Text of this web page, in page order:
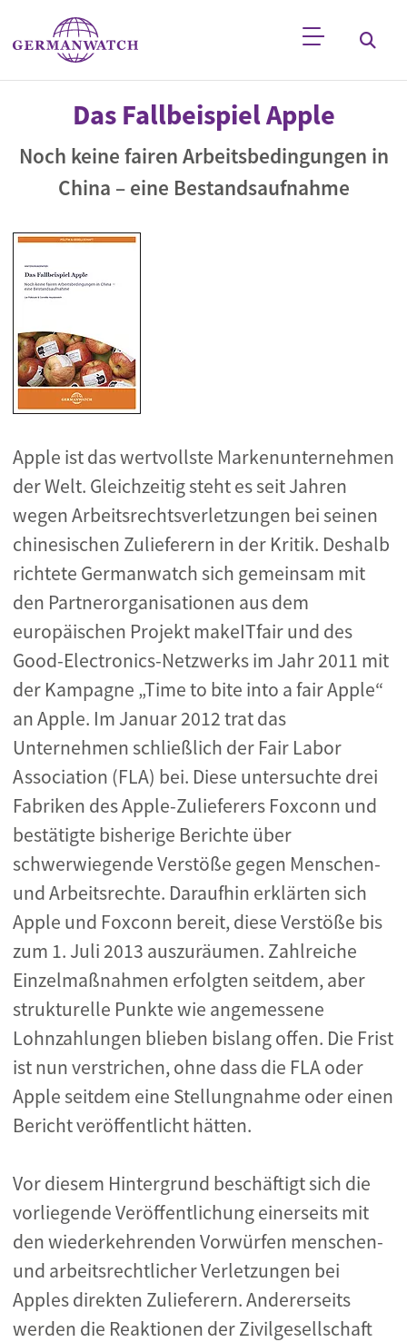
Direkt zum Inhalt
Stichwortsuche
Das Fallbeispiel Apple
Noch keine fairen Arbeitsbedingungen in
China – eine Bestandsaufnahme
Apple ist das wertvollste Markenunternehmen
der Welt. Gleichzeitig steht es seit Jahren
wegen Arbeitsrechtsverletzungen bei seinen
chinesischen Zulieferern in der Kritik. Deshalb
richtete Germanwatch sich gemeinsam mit
den Partnerorganisationen aus dem
europäischen Projekt makeITfair und des
Good-Electronics-Netzwerks im Jahr 2011 mit
der Kampagne „Time to bite into a fair Apple“
an Apple. Im Januar 2012 trat das
Unternehmen schließlich der Fair Labor
Association (FLA) bei. Diese untersuchte drei
Fabriken des Apple-Zulieferers Foxconn und
bestätigte bisherige Berichte über
schwerwiegende Verstöße gegen Menschen-
und Arbeitsrechte. Daraufhin erklärten sich
Apple und Foxconn bereit, diese Verstöße bis
zum 1. Juli 2013 auszuräumen. Zahlreiche
Einzelmaßnahmen erfolgten seitdem, aber
strukturelle Punkte wie angemessene
Lohnzahlungen blieben bislang offen. Die Frist
ist nun verstrichen, ohne dass die FLA oder
Apple seitdem eine Stellungnahme oder einen
Bericht veröffentlicht hätten.
Vor diesem Hintergrund beschäftigt sich die
vorliegende Veröffentlichung einerseits mit
den wiederkehrenden Vorwürfen menschen-
und arbeitsrechtlicher Verletzungen bei
Apples direkten Zulieferern. Andererseits
werden die Reaktionen der Zivilgesellschaft